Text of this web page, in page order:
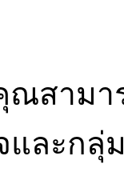
ณสาม
และก